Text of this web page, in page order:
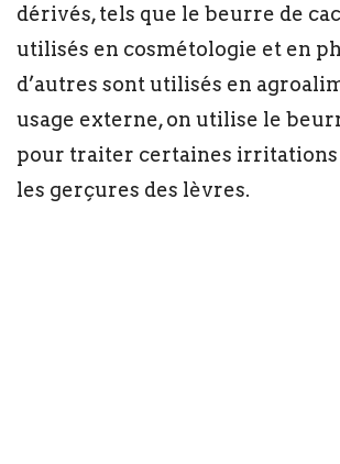
dérivés, tels que le beurre de
utilisés en cosmétologie et en
d’autres sont utilisés en
usage externe, on utilise le
pour traiter certaines irritations
les gerçures des lèvres.